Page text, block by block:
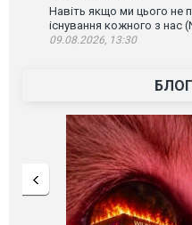
Навіть якщо ми цього не
існування кожного з нас
09.08.2026, 13:30